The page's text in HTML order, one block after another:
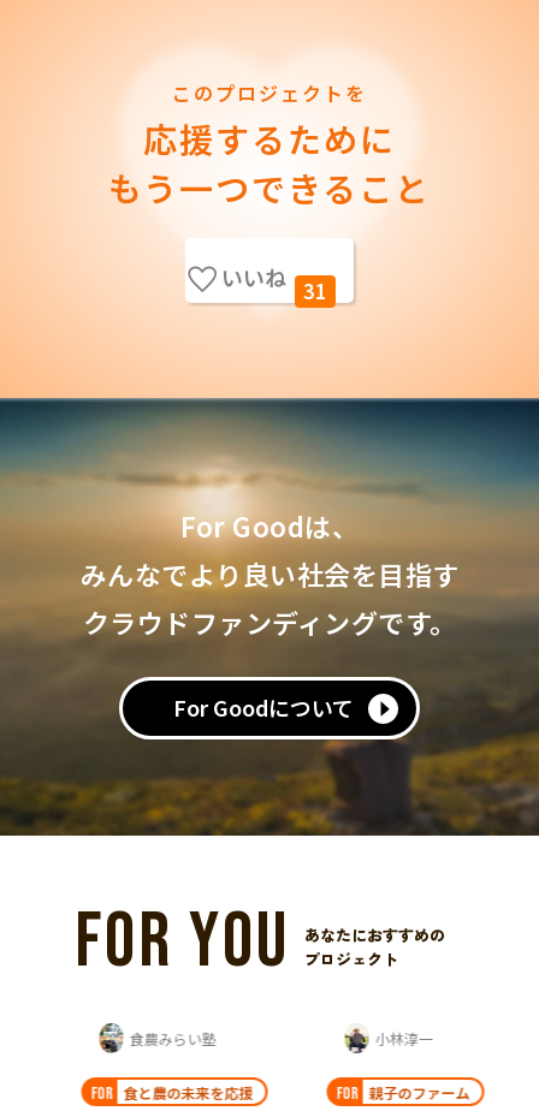
このプロジェクトを
応援するために
もう一つできること
いいね 31
For Goodは、
みんなでより良い社会を目指す
クラウドファンディングです。
For Goodについて
FOR YOU
あなたにおすすめの
プロジェクト
食農みらい塾
FOR 食と農の未来を応援
小林淳一
FOR 親子のファーム